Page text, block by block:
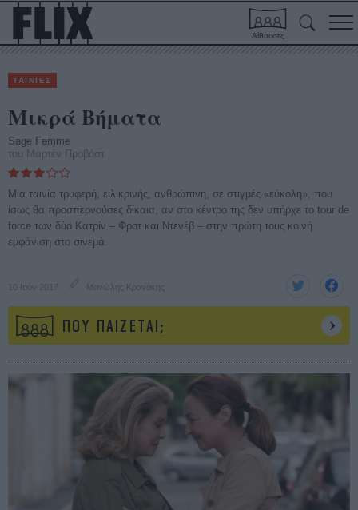
Αίθουσες
ΤΑΙΝΙΕΣ
Μικρά Βήματα
Sage Femme
του Μαρτέν Προβόστ
Μια ταινία τρυφερή, ειλικρινής, ανθρώπινη, σε στιγμές «εύκολη», που
ίσως θα προσπερνούσες δίκαια, αν στο κέντρο της δεν υπήρχε το tour de
force των δύο Κατρίν – Φροτ και Ντενέβ – στην πρώτη τους κοινή
εμφάνιση στο σινεμά.
10 Ιούν 2017 Μανώλης Κρανάκης
ΠΟΥ ΠΑΙΖΕΤΑΙ;